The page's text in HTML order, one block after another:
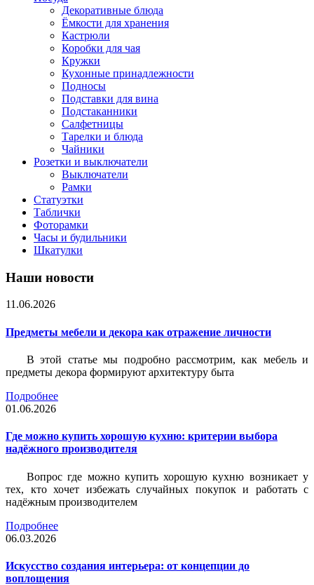
Декоративные блюда
Ёмкости для хранения
Кастрюли
Коробки для чая
Кружки
Кухонные принадлежности
Подносы
Подставки для вина
Подстаканники
Салфетницы
Тарелки и блюда
Чайники
Розетки и выключатели
Выключатели
Рамки
Статуэтки
Таблички
Фоторамки
Часы и будильники
Шкатулки
Наши новости
11.06.2026
Предметы мебели и декора как отражение личности
В этой статье мы подробно рассмотрим, как мебель и
предметы декора формируют архитектуру быта
Подробнее
01.06.2026
Где можно купить хорошую кухню: критерии выбора
надёжного производителя
Вопрос где можно купить хорошую кухню возникает у
тех, кто хочет избежать случайных покупок и работать с
надёжным производителем
Подробнее
06.03.2026
Искусство создания интерьера: от концепции до
воплощения